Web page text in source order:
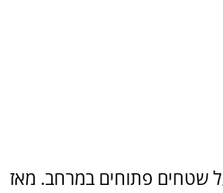
שטחים פתוחים במרחב. מאז